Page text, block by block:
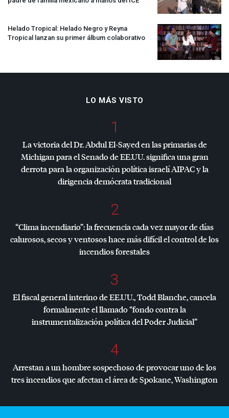
Helado Tropical: Helado Negro y Reyna
Tropical lanzan su primer álbum colaborativo
LO MÁS VISTO
1
La victoria del Dr. Abdul El-Sayed en las primarias de
Michigan para el Senado de EE.UU. significa una gran
derrota para la organización política israelíAIPACy la
dirigencia demócrata tradicional
2
“Clima incendiario”: la frecuencia cada vez mayor de días
calurosos, secos y ventosos hace más difícil el control de los
incendios forestales
3
El fiscal general interino de EE.UU., Todd Blanche, cancela
formalmente el llamado “fondo contra la
instrumentalización política del Poder Judicial”
4
Arrestan a un hombre sospechoso de provocar uno de los
tres incendios que afectan el área de Spokane, Washington